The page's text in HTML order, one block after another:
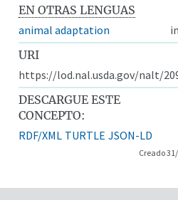
EN OTRAS LENGUAS
animal adaptation
URI
https://lod.nal.usda.gov/nalt/
DESCARGUE ESTE
CONCEPTO:
RDF/XML TURTLE JSON-LD
Creado